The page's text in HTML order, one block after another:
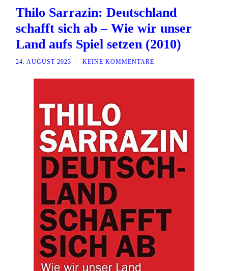
Thilo Sarrazin: Deutschland
schafft sich ab – Wie wir unser
Land aufs Spiel setzen (2010)
24. AUGUST 2023 KEINE KOMMENTARE